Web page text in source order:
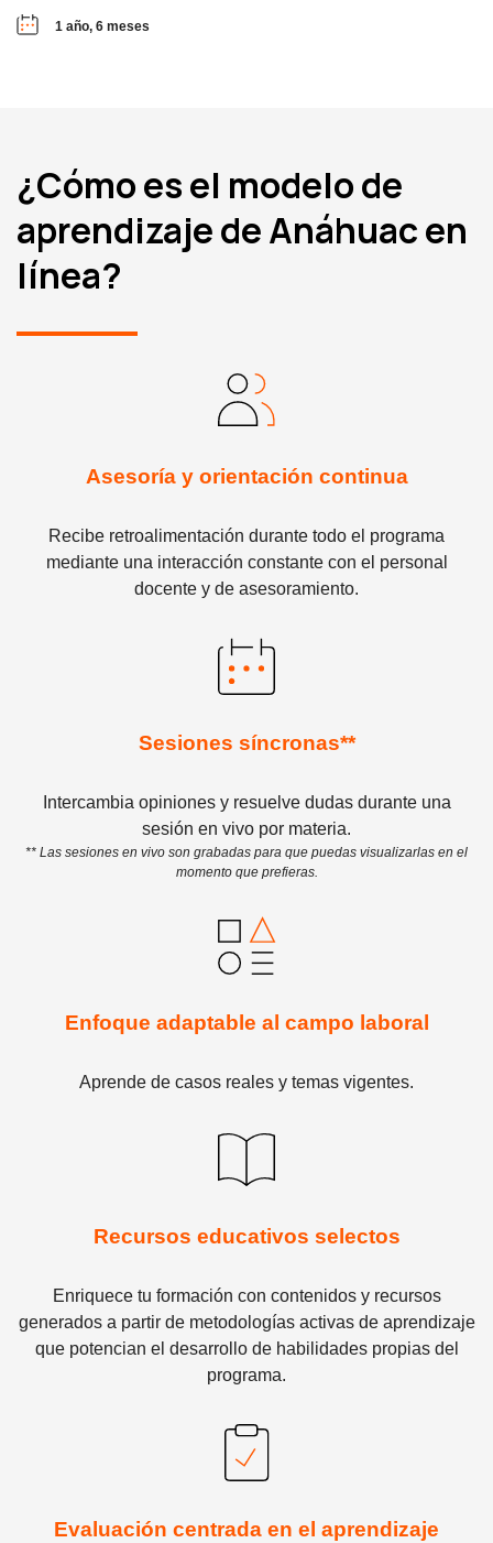
1 año, 6 meses
¿Cómo es el modelo de
aprendizaje de Anáhuac en
línea?
Asesoría y orientación continua
Recibe retroalimentación durante todo el programa
mediante una interacción constante con el personal
docente y de asesoramiento.
Sesiones síncronas**
Intercambia opiniones y resuelve dudas durante una
sesión en vivo por materia.
** Las sesiones en vivo son grabadas para que puedas visualizarlas en el
momento que prefieras.
Enfoque adaptable al campo laboral
Aprende de casos reales y temas vigentes.
Recursos educativos selectos
Enriquece tu formación con contenidos y recursos
generados a partir de metodologías activas de aprendizaje
que potencian el desarrollo de habilidades propias del
programa.
Evaluación centrada en el aprendizaje